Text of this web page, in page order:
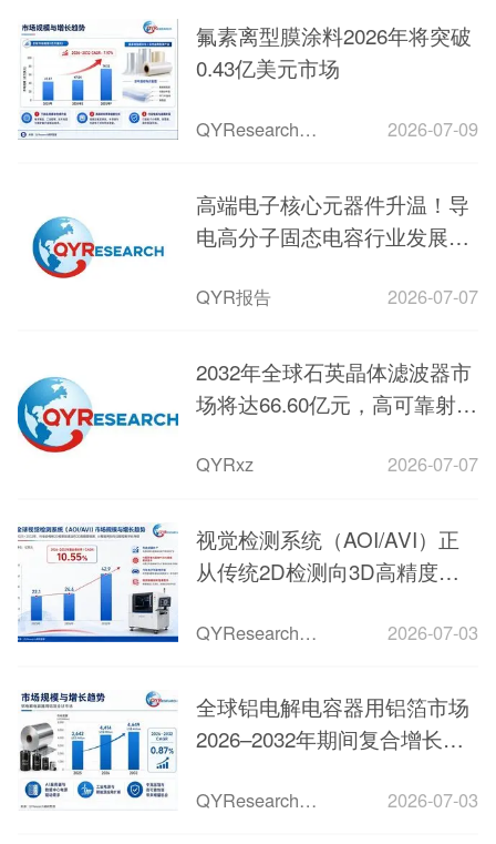
氟素离型膜涂料2026年将突破
0.43亿美元市场
QYResearch市场洞察 2026-07-09
高端电子核心元器件升温！导
电高分子固态电容行业发展现
QYR报告 2026-07-07
2032年全球石英晶体滤波器市
场将达66.60亿元，高可靠射频
QYRxz 2026-07-07
视觉检测系统（AOI/AVI）正
从传统2D检测向3D高精度与
QYResearch市场洞察 2026-07-03
全球铝电解电容器用铝箔市场
2026–2032年期间复合增长率
QYResearch市场洞察 2026-07-03